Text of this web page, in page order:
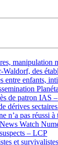
manipulation
des
entre enfants,
de patron IAS
dérives
n’a pas réussi à
Watch
– LCP
et